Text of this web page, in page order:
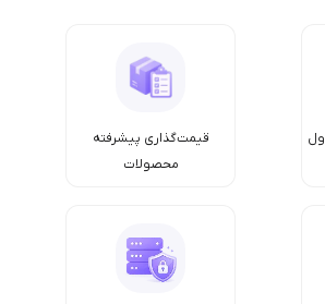
قیمت‌گذاری پیشرفته
محصولات